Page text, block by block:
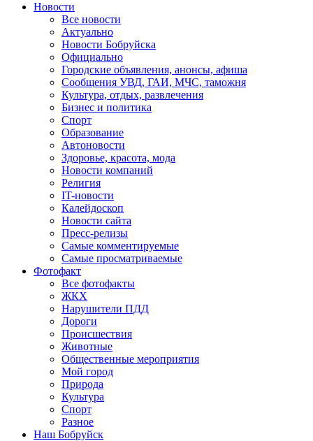
Новости
Все новости
Актуально
Новости Бобруйска
Официально
Городские объявления, анонсы, афиша
Сообщения УВД, ГАИ, МЧС, таможня
Культура, отдых, развлечения
Бизнес и политика
Спорт
Образование
Автоновости
Здоровье, красота, мода
Новости компаний
Религия
IT-новости
Калейдоскоп
Новости сайта
Пресс-релизы
Самые комментируемые
Самые просматриваемые
Фотофакт
Все фотофакты
ЖКХ
Нарушители ПДД
Дороги
Происшествия
Животные
Общественные мероприятия
Мой город
Природа
Культура
Спорт
Разное
Наш Бобруйск